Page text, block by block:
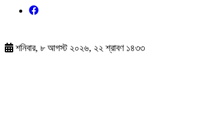
শনিবার, ৮ আগস্ট ২০২৬, ২২ শ্রাবণ ১৪৩৩